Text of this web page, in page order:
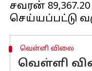
சவரன்
வெள்ளி விலை
வெள்ளி